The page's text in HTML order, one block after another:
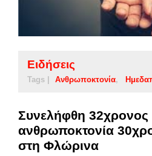
Ειδήσεις
Tags | Ανθρωποκτονία
Συνελήφθη
ανθρωποκτονία
στη Φλώρινα